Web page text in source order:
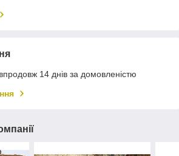
14 днів за домовленістю